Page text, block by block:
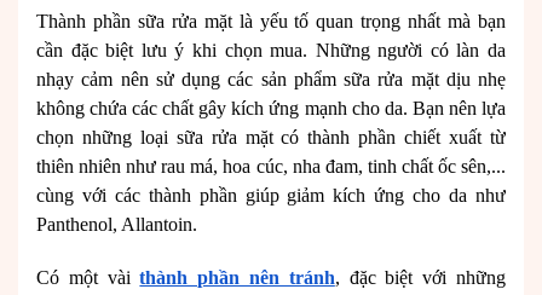
Thành phần sữa rửa mặt là yếu tố quan trọng nhất mà bạn
cần đặc biệt lưu ý khi chọn mua. Những người có làn da
nhạy cảm nên sử dụng các sản phẩm sữa rửa mặt dịu nhẹ
không chứa các chất gây kích ứng mạnh cho da. Bạn nên lựa
chọn những loại sữa rửa mặt có thành phần chiết xuất từ
thiên nhiên như rau má, hoa cúc, nha đam, tinh chất ốc sên,...
cùng với các thành phần giúp giảm kích ứng cho da như
Panthenol, Allantoin.
Có một vàithành phần nên tránh, đặc biệt với những